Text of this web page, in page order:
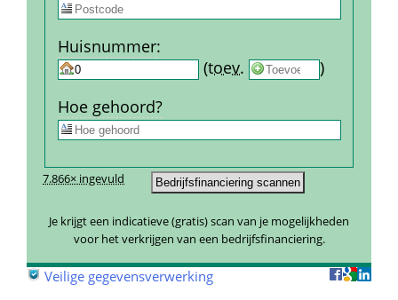
7.866× ingevuld
Je krijgt een indicatieve (gratis) scan van je mogelijkheden
voor het verkrijgen van een bedrijfsfinanciering.
Huis­nummer:
(toev.
)
Hoe gehoord?
Veilige gegevensverwerking